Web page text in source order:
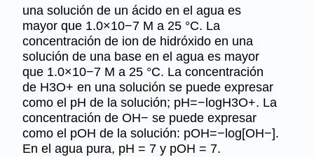
una solución de un ácido en el agua es
mayor que 1.0×10−7 M a 25 °C. La
concentración de ion de hidróxido en una
solución de una base en el agua es mayor
que 1.0×10−7 M a 25 °C. La concentración
de H3O+ en una solución se puede expresar
como el pH de la solución; pH=−logH3O+. La
concentración de OH− se puede expresar
como el pOH de la solución: pOH=−log[OH−].
En el agua pura, pH = 7 y pOH = 7.